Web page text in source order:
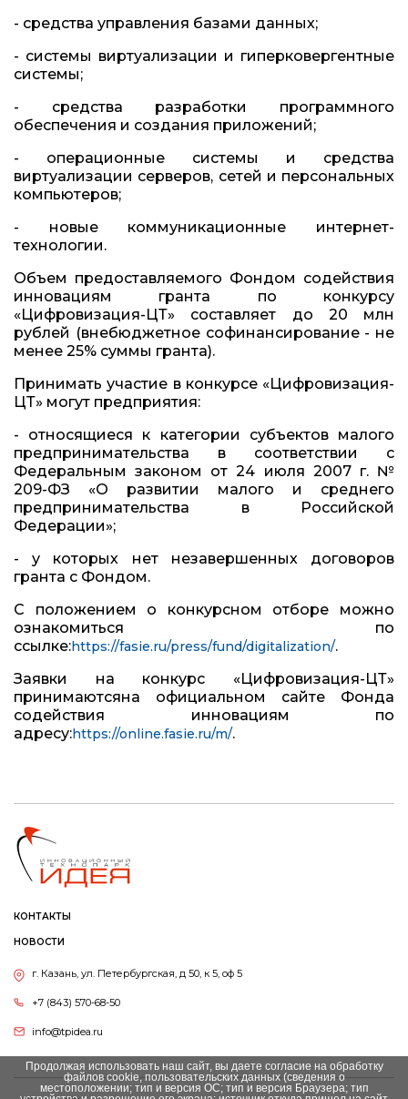
- средства управления базами данных;
- системы виртуализации и гиперковергентные
системы;
- средства разработки программного
обеспечения и создания приложений;
- операционные системы и средства
виртуализации серверов, сетей и персональных
компьютеров;
- новые коммуникационные интернет-
технологии.
Объем предоставляемого Фондом содействия
инновациям гранта по конкурсу
«Цифровизация-ЦТ» составляет до 20 млн
рублей (внебюджетное софинансирование - не
менее 25% суммы гранта).
Принимать участие в конкурсе «Цифровизация-
ЦТ» могут предприятия:
- относящиеся к категории субъектов малого
предпринимательства в соответствии с
Федеральным законом от 24 июля 2007 г. №
209-ФЗ «О развитии малого и среднего
предпринимательства в Российской
Федерации»;
- у которых нет незавершенных договоров
гранта с Фондом.
С положением о конкурсном отборе можно
ознакомиться по
ссылке:https://fasie.ru/press/fund/digitalization/.
Заявки на конкурс «Цифровизация-ЦТ»
принимаютсяна официальном сайте Фонда
содействия инновациям по
адресу:https://online.fasie.ru/m/.
КОНТАКТЫ
НОВОСТИ
г. Казань, ул. Петербургская, д 50, к 5, оф 5
+7 (843) 570-68-50
info@tpidea.ru
Продолжая использовать наш сайт, вы даете согласие на обработку
файлов cookie, пользовательских данных (сведения о
местоположении; тип и версия ОС; тип и версия Браузера; тип